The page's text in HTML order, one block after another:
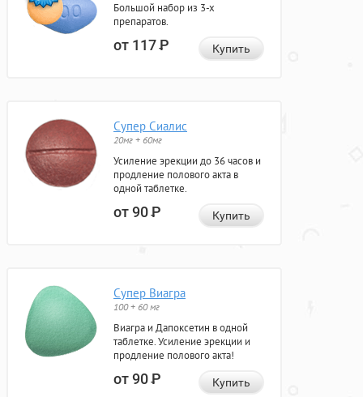
Большой набор из 3-х
препаратов.
от 117Р Купить
Супер Сиалис
20мг + 60мг
Усиление эрекции до 36 часов и
продление полового акта в
одной таблетке.
от 90Р Купить
Супер Виагра
100 + 60 мг
Виагра и Дапоксетин в одной
таблетке. Усиление эрекции и
продление полового акта!
от 90Р Купить